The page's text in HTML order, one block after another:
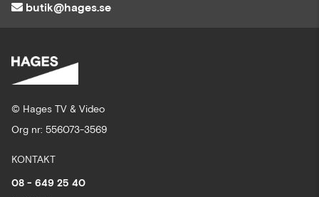
butik@hages.se
© Hages TV & Video
Org nr: 556073-3569
KONTAKT
08 - 649 25 40